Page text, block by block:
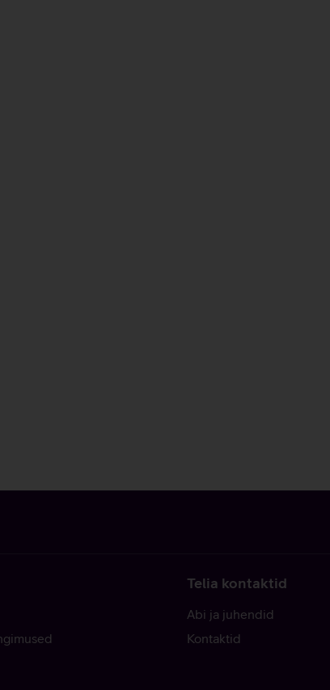
Telia kontaktid
Abi ja juhendid
Kontaktid